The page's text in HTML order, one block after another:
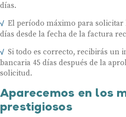
días.
El período máximo para solicitar
días desde la fecha de la factura
Si todo es correcto, recibirás un
bancaria 45 días después de la
solicitud.
Aparecemos en los
prestigiosos